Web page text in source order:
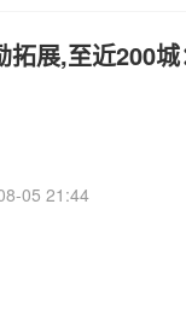
展,至近200
05 21:44